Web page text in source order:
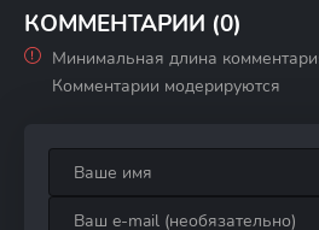
КОММЕНТАРИИ (0)
Минимальная длина
Комментарии модерируются